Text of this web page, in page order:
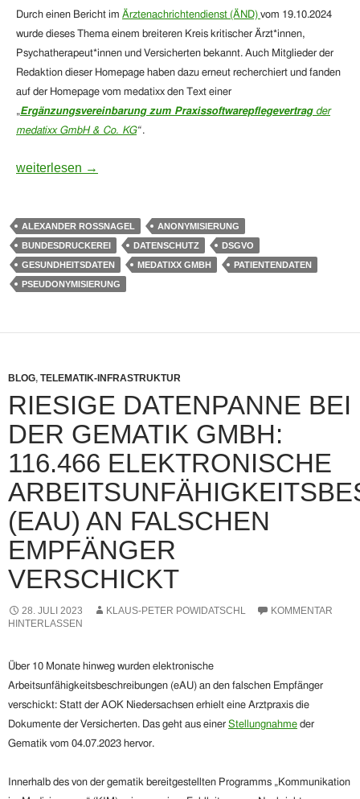
Durch einen Bericht im Ärztenachrichtendienst (ÄND) vom 19.10.2024
wurde dieses Thema einem breiteren Kreis kritischer Ärzt*innen,
Psychatherapeut*innen und Versicherten bekannt. Auch Mitglieder der
Redaktion dieser Homepage haben dazu erneut recherchiert und fanden
auf der Homepage vom medatixx den Text einer
„Ergänzungsvereinbarung zum Praxissoftwarepflegevertragder
medatixx GmbH & Co. KG“.
Medatixx, ein Anbieter von Praxissoftware, eröffnet
weiterlesen →
ALEXANDER ROSSNAGEL
ANONYMISIERUNG
BUNDESDRUCKEREI
DATENSCHUTZ
DSGVO
GESUNDHEITSDATEN
MEDATIXX GMBH
PATIENTENDATEN
PSEUDONYMISIERUNG
BLOG, TELEMATIK-INFRASTRUKTUR
RIESIGE DATENPANNE BEI
DER GEMATIK GMBH:
116.466 ELEKTRONISCHE
(EAU) AN FALSCHEN
EMPFÄNGER
VERSCHICKT
28. JULI 2023 KLAUS-PETER POWIDATSCHL
KOMMENTAR
HINTERLASSEN
Über 10 Monate hinweg wurden elektronische
Arbeitsunfähigkeitsbeschreibungen (eAU) an den falschen Empfänger
verschickt: Statt der AOK Niedersachsen erhielt eine Arztpraxis die
Dokumente der Versicherten. Das geht aus einer Stellungnahme der
Gematik vom 04.07.2023 hervor.
Innerhalb des von der gematik bereitgestellten Programms „Kommunikation